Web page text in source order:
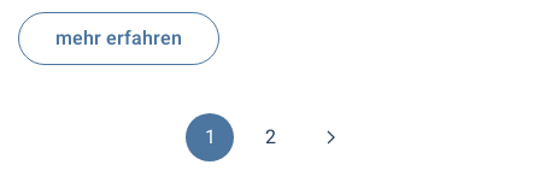
mehr erfahren
1 2